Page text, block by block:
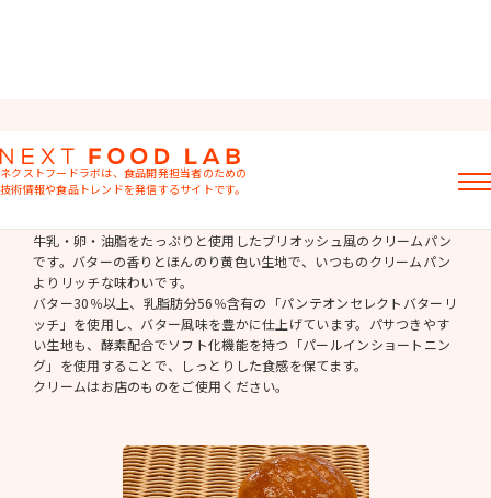
ネクストフードラボは、食品開発担当者のための
技術情報や食品トレンドを発信するサイトです。
おすすめキーワード
ラード不足植物性ミルク食感改良
記事
製品情報
レシピ
イベント・セミナー
ミヨシ油脂の強み
菓子パン
ブリオッシュ風クリームパン
牛乳・卵・油脂をたっぷりと使用したブリオッシュ風のクリームパン
です。バターの香りとほんのり黄色い生地で、いつものクリームパン
よりリッチな味わいです。
バター30％以上、乳脂肪分56％含有の「パンテオンセレクトバターリ
ッチ」を使用し、バター風味を豊かに仕上げています。パサつきやす
い生地も、酵素配合でソフト化機能を持つ「パールインショートニン
グ」を使用することで、しっとりした食感を保てます。
クリームはお店のものをご使用ください。